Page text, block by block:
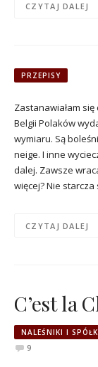
CZYTAJ DALEJ
PRZEPISY
Zastanawiałam
Belgii Polaków
wymiaru. Są
neige. I inne
dalej. Zawsze
więcej? Nie
CZYTAJ DALEJ
C’est la
NALEŚNIKI I
9